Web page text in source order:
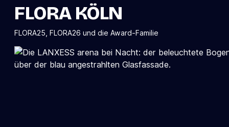
FLORA KÖLN
FLORA25, FLORA26 und die Award-Familie